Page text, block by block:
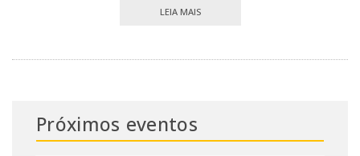
LEIA MAIS
Próximos eventos